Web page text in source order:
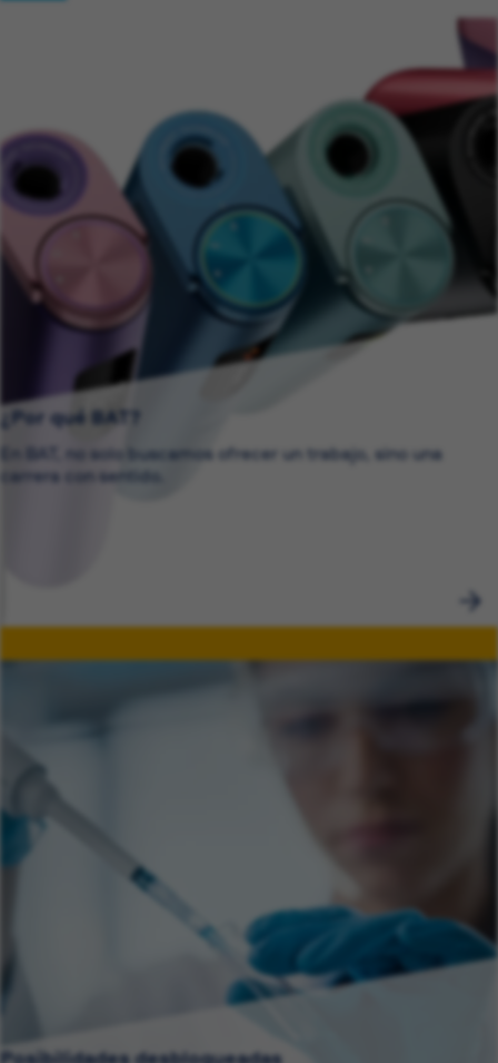
¿Por qué BAT?
En BAT, no solo buscamos ofrecer un trabajo, sino una
carrera con sentido.